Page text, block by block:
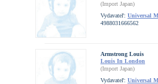
(Import Japan)
Vydavateľ: Universal
4988031666562
Armstrong Louis
Louis In London
(Import Japan)
Vydavateľ: Universal